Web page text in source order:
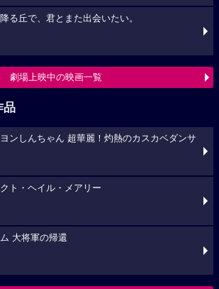
る丘で、君とまた出会いたい。
劇場上映中の映画一覧
品
ンしんちゃん 超華麗！灼熱のカスカベダンサ
ト・ヘイル・メアリー
大将軍の帰還